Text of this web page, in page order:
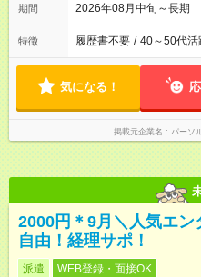
期間 2026年08月中旬～長期
特徴 履歴書不要 / 40～50代活
気になる！
掲載元企業名 パーソ
2000円＊9月＼人気エ
自由！経理サポ！
派遣 WEB登録・面接OK